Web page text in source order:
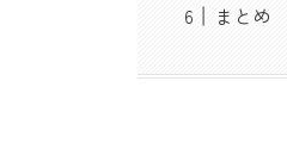
まとめ